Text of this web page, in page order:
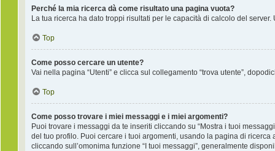
Perché la mia ricerca dà come risultato una pagina vuota?
La tua ricerca ha dato troppi risultati per le capacità di calcolo del
Top
Come posso cercare un utente?
Vai nella pagina “Utenti” e clicca sul collegamento “trova utente”,
Top
Come posso trovare i miei messaggi e i miei argomenti?
Puoi trovare i messaggi da te inseriti cliccando su “Mostra i tuoi
del tuo profilo. Puoi cercare i tuoi argomenti, usando la pagina di
cliccando sull’omonima funzione “I tuoi messaggi”, generalmente